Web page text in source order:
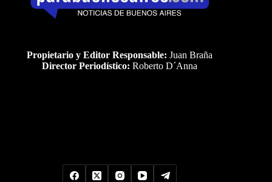
Propietario y Editor Responsable: Juan Braña
Director Periodístico: Roberto D´Anna